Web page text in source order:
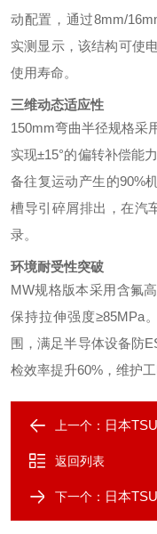
动配置，通过8mm/
实测显示，该结构可使
使用寿命。
三维动态适应性
150mm弯曲半径规格采
实现±15°的偏转补偿能
备往复运动产生的90%
槽导引碎屑排出，在汽
录。
环境耐受性突破
MW规格版本采用含氟
保持拉伸强度≥85MPa
围，满足半导体设备防
检效率提升60%，维护
上一个： 日本
返回列表
下一个： 日本